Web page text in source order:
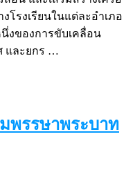
โรงเรียน
คุณภาพ”
สพม.สกล
โรงเรียนในแต่ละอำเภอ
งของการขับเคลื่อน
และยกร …
พรรษาพระบาท